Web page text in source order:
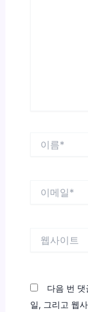
다음 번
일, 그리고 웹